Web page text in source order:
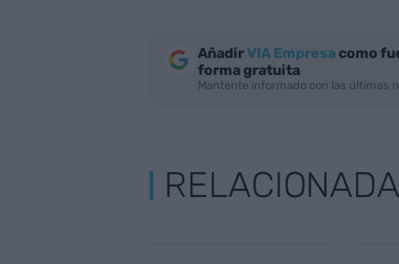
AñadirVIA Empresacomo
forma gratuita
Mantente informado con las últimas